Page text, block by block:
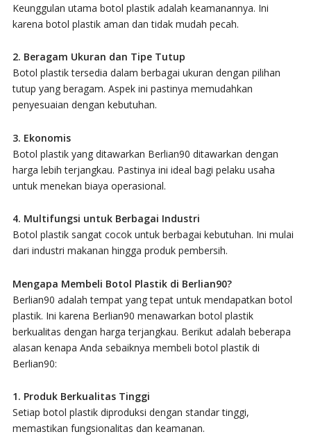
Keunggulan utama botol plastik adalah keamanannya. Ini
karena botol plastik aman dan tidak mudah pecah.
2. Beragam Ukuran dan Tipe Tutup
Botol plastik tersedia dalam berbagai ukuran dengan pilihan
tutup yang beragam. Aspek ini pastinya memudahkan
penyesuaian dengan kebutuhan.
3. Ekonomis
Botol plastik yang ditawarkan Berlian90 ditawarkan dengan
harga lebih terjangkau. Pastinya ini ideal bagi pelaku usaha
untuk menekan biaya operasional.
4. Multifungsi untuk Berbagai Industri
Botol plastik sangat cocok untuk berbagai kebutuhan. Ini mulai
dari industri makanan hingga produk pembersih.
Mengapa Membeli Botol Plastik di Berlian90?
Berlian90 adalah tempat yang tepat untuk mendapatkan botol
plastik. Ini karena Berlian90 menawarkan botol plastik
berkualitas dengan harga terjangkau. Berikut adalah beberapa
alasan kenapa Anda sebaiknya membeli botol plastik di
Berlian90:
1. Produk Berkualitas Tinggi
Setiap botol plastik diproduksi dengan standar tinggi,
memastikan fungsionalitas dan keamanan.